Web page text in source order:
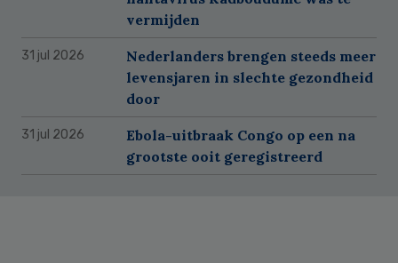
vermijden
31 jul 2026
Nederlanders brengen steeds meer
levensjaren in slechte gezondheid
door
31 jul 2026
Ebola-uitbraak Congo op een na
grootste ooit geregistreerd